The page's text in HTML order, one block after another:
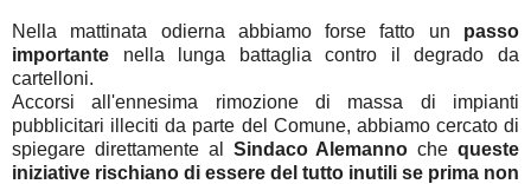
Nella mattinata odierna abbiamo forse fatto un passo
importante nella lunga battaglia contro il degrado da
cartelloni.
Accorsi all'ennesima rimozione di massa
di impianti
pubblicitari illeciti da parte del Comune, abbiamo cercato di
spiegare direttamente al Sindaco Alemanno chequeste
iniziative rischiano di essere del tutto inutili se prima non